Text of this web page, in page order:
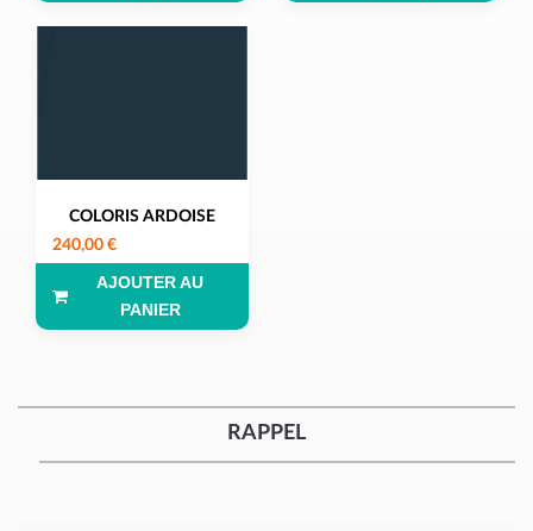
COLORIS ARDOISE
240,00 €
AJOUTER AU
PANIER
RAPPEL